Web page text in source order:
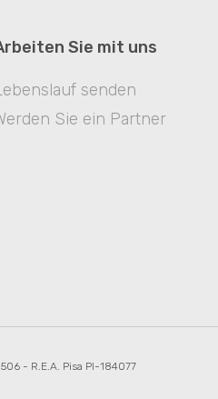
Sie mit uns
senden
Sie ein Partner
- R.E.A. Pisa PI-184077